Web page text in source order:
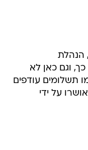
הנהלת
וגם כאן לא
תשלומים עודפים
על ידי